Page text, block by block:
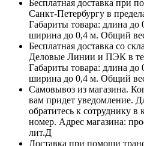
Бесплатная доставка при
Санкт-Петербургу в
Габариты товара: длина до
ширина до 0,4 м. Общий
Бесплатная доставка со
Деловые Линии и ПЭК в
Габариты товара: длина до
ширина до 0,4 м. Общий
Самовывоз из магазина.
вам придет уведомление.
обратитесь к сотруднику в
номер. Адрес магазина:
лит.Д
Доставка при помощи